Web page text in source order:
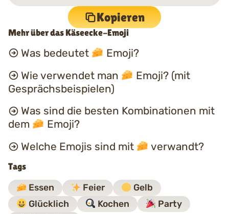
Kopieren
Mehr über das Käseecke-Emoji
Was bedeutet
Emoji?
Wie verwendet man
Emoji? (mit
Gesprächsbeispielen)
Was sind die besten Kombinationen mit
dem
Emoji?
Welche Emojis sind mit
verwandt?
Tags
Essen Feier
Gelb
Glücklich
Kochen
Party